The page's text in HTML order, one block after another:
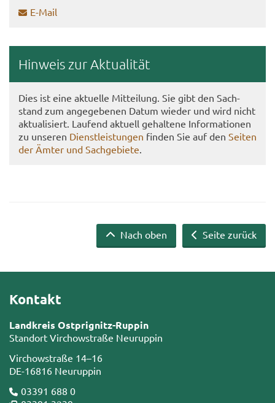
E-​Mail
Hin­weis zur Ak­tua­li­tät
Dies ist eine ak­tu­el­le Mit­tei­lung. Sie gibt den Sach­
stand zum an­ge­ge­be­nen Datum wie­der und wird nicht
ak­tua­li­siert. Lau­fend ak­tu­ell ge­hal­te­ne In­for­ma­tio­nen
zu un­se­ren Dienst­leis­tun­gen fin­den Sie auf den Sei­ten
der Ämter und Sach­ge­bie­te.
Seite zurück
Nach oben
Kontakt
Landkreis Ostprignitz-Ruppin
Standort Virchowstraße Neuruppin
Virchowstraße 14–16
DE-16816 Neuruppin
03391 688 0